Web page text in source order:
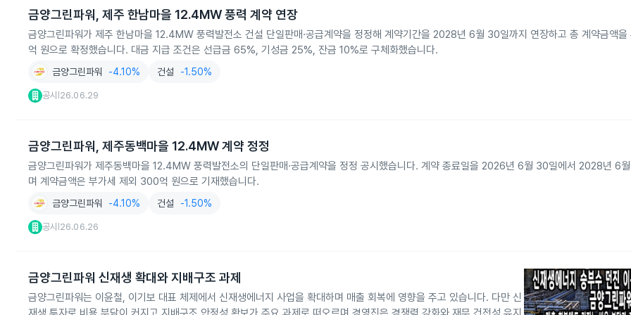
금양그린파워, 제주 한남마을 12.4MW 풍력 계약 연장
금양그린파워가 제주 한남마을 12.4MW 풍력발전소 건설 단일판매·공급계약을 정정해 계약기간을 2028년 6월 30일까지 연장하고 총 계약금액
억 원으로 확정했습니다. 대금 지급 조건은 선급금 65%, 기성금 25%, 잔금 10%로 구체화했습니다.
금양그린파워 -4.10% 건설 -1.50%
공시 26.06.29
금양그린파워, 제주동백마을 12.4MW 계약 정정
금양그린파워가 제주동백마을 12.4MW 풍력발전소의 단일판매·공급계약을 정정 공시했습니다. 계약 종료일을 2026년 6월 30일에서 2028년 6
며 계약금액은 부가세 제외 300억 원으로 기재했습니다.
금양그린파워 -4.10% 건설 -1.50%
공시 26.06.26
금양그린파워 신재생 확대와 지배구조 과제
금양그린파워는 이윤철, 이기보 대표 체제에서 신재생에너지 사업을 확대하며 매출 회복에 영향을 주고 있습니다. 다만 신